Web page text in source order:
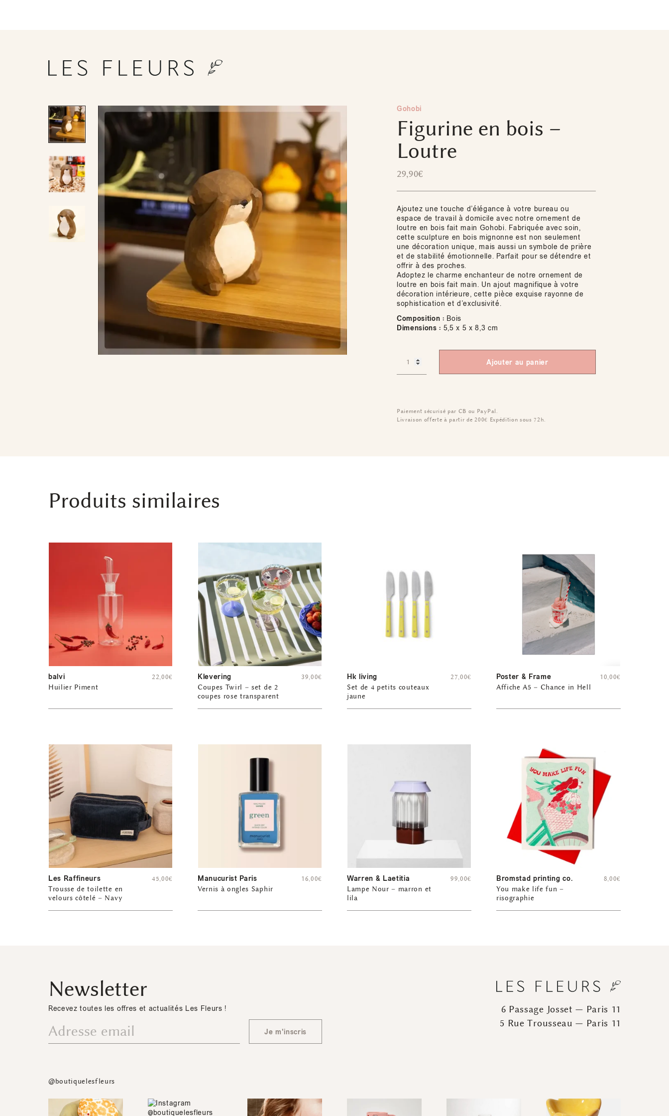
Gohobi
Figurine en bois –
Loutre
29,90€
Ajoutez une touche d’élégance à votre bureau ou
espace de travail à domicile avec notre ornement de
loutre en bois fait main Gohobi. Fabriquée avec soin,
cette sculpture en bois mignonne est non seulement
une décoration unique, mais aussi un symbole de prière
et de stabilité émotionnelle. Parfait pour se détendre et
offrir à des proches.
Adoptez le charme enchanteur de notre ornement de
loutre en bois fait main. Un ajout magnifique à votre
décoration intérieure, cette pièce exquise rayonne de
sophistication et d’exclusivité.
Composition : Bois
Dimensions : 5,5 x 5 x 8,3 cm
Ajouter au panier
Paiement sécurisé par CB ou PayPal.
Livraison offerte à partir de 200€ Expédition sous 72h.
Produits similaires
balvi
Huilier Piment
22,00€ Klevering
Coupes Twirl – set de 2
coupes rose transparent
39,00€ Hk living
Set de 4 petits couteaux
jaune
27,00€ Poster & Frame
Affiche A5 – Chance in Hell
10,00€
Les Raffineurs
Trousse de toilette en
velours côtelé – Navy
45,00€ Manucurist Paris
Vernis à ongles Saphir
16,00€ Warren & Laetitia
Lampe Nour – marron et
lila
99,00€ Bromstad printing co.
You make life fun –
risographie
8,00€
Newsletter
Recevez toutes les offres et actualités Les Fleurs !
Je m'inscris
6 Passage Josset — Paris 11
5 Rue Trousseau — Paris 11
@boutiquelesfleurs